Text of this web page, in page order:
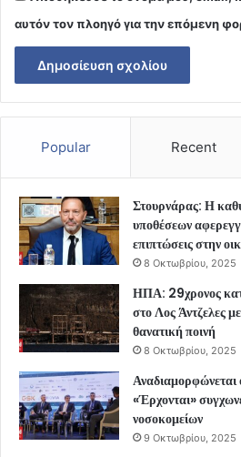
αυτόν τον πλοηγό για την επόμενη
Popular Recent
Στουρνάρας: Η
υποθέσεων
επιπτώσεις στην
8 Οκτωβρίου, 2025
ΗΠΑ: 29χρονος
στο Λος Άντζελες
θανατική ποινή
8 Οκτωβρίου, 2025
Αναδιαμορφώνεται
«Έρχονται»
νοσοκομείων
9 Οκτωβρίου, 2025